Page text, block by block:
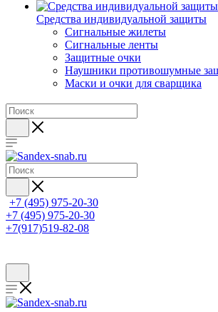
Средства индивидуальной защиты
Сигнальные жилеты
Сигнальные ленты
Защитные очки
Наушники противошумные
Маски и очки для сварщика
+7 (495) 975-20-30
+7 (495) 975-20-30
+7(917)519-82-08